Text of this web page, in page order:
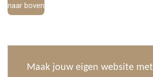
naar boven
Maak jouw eigen website met